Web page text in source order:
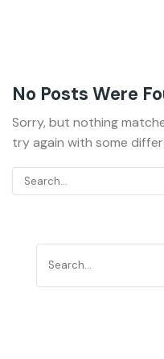
No Posts Were
Sorry, but nothing
try again with some